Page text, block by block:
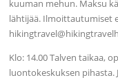
kuuman mehun. Maksu
lähtijää. Ilmoittautumiset
Klo: 14.00 Talven taikaa,
luontokeskuksen pihasta.